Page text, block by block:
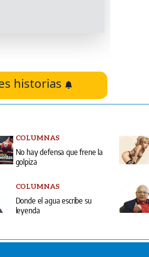
historias
COLUMNAS
No hay defensa que frene la
golpiza
COLUMNAS
Donde el agua escribe su
leyenda